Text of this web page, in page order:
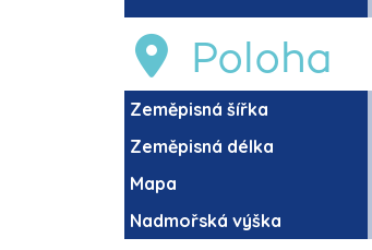
Poloha
Zeměpisná šířka
Zeměpisná délka
Mapa
Nadmořská výška